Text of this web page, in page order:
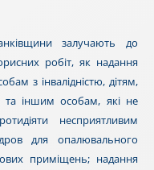
залучають до
робіт, як надання
з інвалідністю, дітям,
та іншим особам, які не
несприятливим
для опалювального
приміщень; надання